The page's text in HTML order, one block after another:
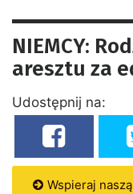
NIEMCY:
aresztu za
Udostępnij na:
Wspieraj